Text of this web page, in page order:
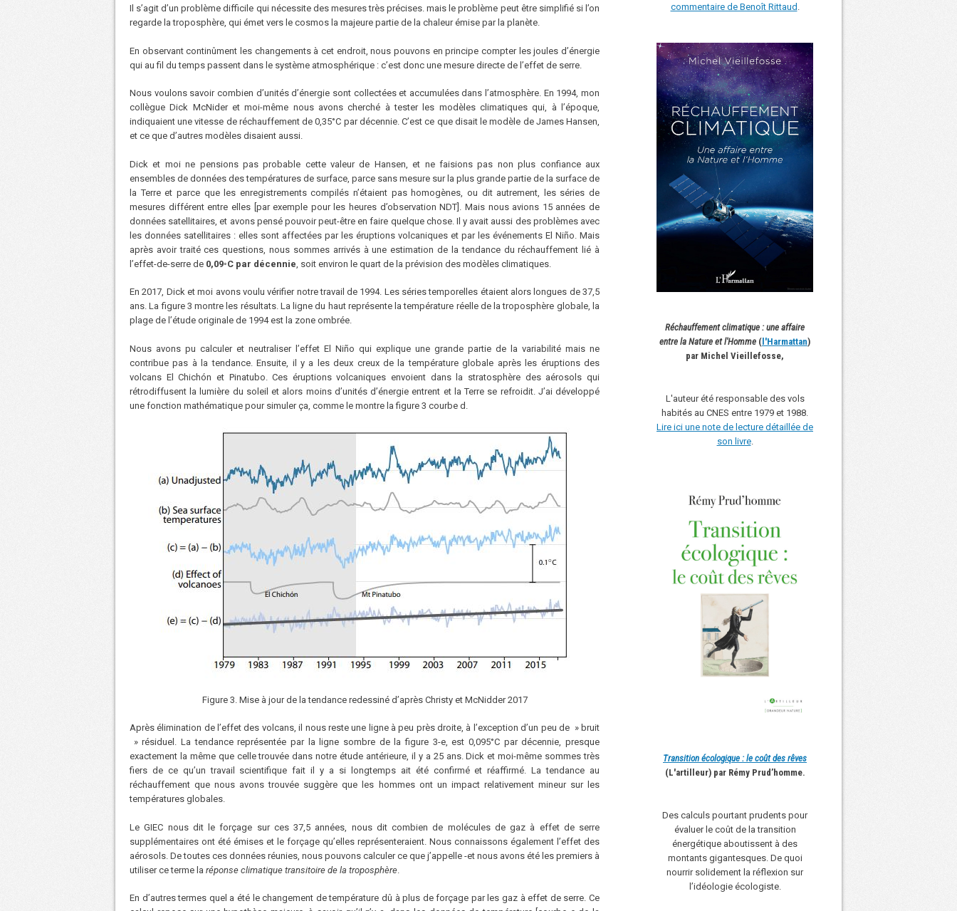
Il s’agit d’un problème difficile qui nécessite des mesures très précises. mais le problème peut être simplifié si l’on
regarde la troposphère, qui émet vers le cosmos la majeure partie de la chaleur émise par la planète.
En observant continûment les changements à cet endroit, nous pouvons en principe compter les joules d’énergie
qui au fil du temps passent dans le système atmosphérique : c’est donc une mesure directe de l’effet de serre.
Nous voulons savoir combien d’unités d’énergie sont collectées et accumulées dans l’atmosphère. En 1994, mon
collègue Dick McNider et moi-même nous avons cherché à tester les modèles climatiques qui, à l’époque,
indiquaient une vitesse de réchauffement de 0,35°C par décennie. C’est ce que disait le modèle de James Hansen,
et ce que d’autres modèles disaient aussi.
Dick et moi ne pensions pas probable cette valeur de Hansen, et ne faisions pas non plus confiance aux
ensembles de données des températures de surface, parce sans mesure sur la plus grande partie de la surface de
la Terre et parce que les enregistrements compilés n’étaient pas homogènes, ou dit autrement, les séries de
mesures différent entre elles [par exemple pour les heures d’observation NDT]. Mais nous avions 15 années de
données satellitaires, et avons pensé pouvoir peut-être en faire quelque chose. Il y avait aussi des problèmes avec
les données satellitaires : elles sont affectées par les éruptions volcaniques et par les événements El Niño. Mais
après avoir traité ces questions, nous sommes arrivés à une estimation de la tendance du réchauffement lié à
l’effet-de-serre de 0,09◦C par décennie , soit environ le quart de la prévision des modèles climatiques.
En 2017, Dick et moi avons voulu vérifier notre travail de 1994. Les séries temporelles étaient alors longues de 37,5
ans. La figure 3 montre les résultats. La ligne du haut représente la température réelle de la troposphère globale, la
plage de l’étude originale de 1994 est la zone ombrée.
Nous avons pu calculer et neutraliser l’effet El Niño qui explique une grande partie de la variabilité mais ne
contribue pas à la tendance. Ensuite, il y a les deux creux de la température globale après les éruptions des
volcans El Chichón et Pinatubo. Ces éruptions volcaniques envoient dans la stratosphère des aérosols qui
rétrodiffusent la lumière du soleil et alors moins d’unités d’énergie entrent et la Terre se refroidit. J’ai développé
une fonction mathématique pour simuler ça, comme le montre la figure 3 courbe d.
Figure 3. Mise à jour de la tendance redessiné d’après Christy et McNidder 2017
Après élimination de l’effet des volcans, il nous reste une ligne à peu près droite, à l’exception d’un peu de » bruit
» résiduel. La tendance représentée par la ligne sombre de la figure 3-e, est 0,095°C par décennie, presque
exactement la même que celle trouvée dans notre étude antérieure, il y a 25 ans. Dick et moi-même sommes très
fiers de ce qu’un travail scientifique fait il y a si longtemps ait été confirmé et réaffirmé. La tendance au
réchauffement que nous avons trouvée suggère que les hommes ont un impact relativement mineur sur les
températures globales.
Le GIEC nous dit le forçage sur ces 37,5 années, nous dit combien de molécules de gaz à effet de serre
supplémentaires ont été émises et le forçage qu’elles représenteraient. Nous connaissons également l’effet des
aérosols. De toutes ces données réunies, nous pouvons calculer ce que j’appelle -et nous avons été les premiers à
utiliser ce terme la réponse climatique transitoire de la troposphère
En d’autres termes quel a été le changement de température dû à plus de forçage par les gaz à effet de serre. Ce
commentaire de Benoît Rittaud
Réchauffement climatique : une affaire
entre la Nature et l'Homme (l'Harmattan)
par Michel Vieillefosse,
L'auteur été responsable des vols
habités au CNES entre 1979 et 1988.
Lire ici une note de lecture détaillée de
son livre.
Transition écologique : le coût des rêves
(L'artilleur) par Rémy Prud’homme.
Des calculs pourtant prudents pour
évaluer le coût de la transition
énergétique aboutissent à des
montants gigantesques. De quoi
nourrir solidement la réflexion sur
l’idéologie écologiste.